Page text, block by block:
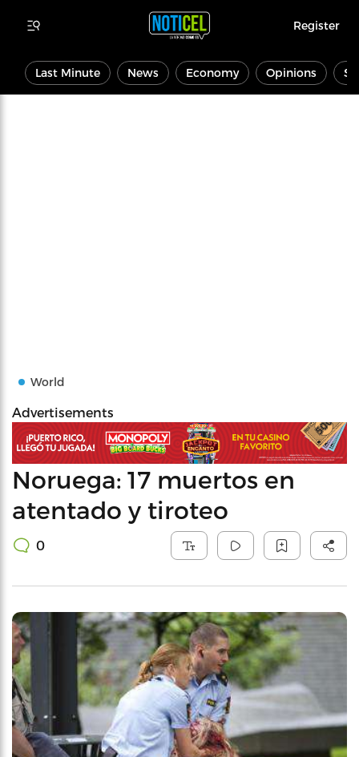
Register
Last Minute News Economy Opinions
World
Advertisements
Noruega: 17 muertos en
atentado y tiroteo
0